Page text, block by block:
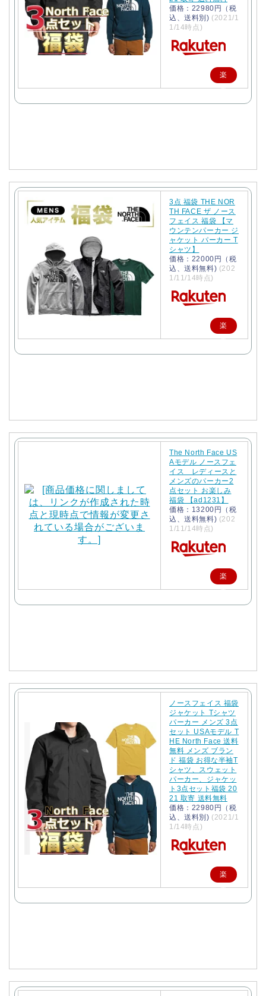
価格：22980円（税
込、送料別) (2021/1
1/14時点)
楽
天
3点 福袋 THE NOR
TH FACE ザ ノース
フェイス 福袋 【マ
ウンテンパーカー ジ
ャケット パーカー T
シャツ】
価格：22000円（税
込、送料無料) (202
1/11/14時点)
楽
天
The North Face US
Aモデル ノースフェ
イス レディースと
メンズのパーカー2
点セット お楽しみ
福袋 【ad1231】
価格：13200円（税
込、送料無料) (202
1/11/14時点)
楽
天
ノースフェイス 福袋
ジャケット Tシャツ
パーカー メンズ 3点
セット USAモデル T
HE North Face 送料
無料 メンズ ブラン
ド 福袋 お得な半袖T
シャツ、スウェット
パーカー、ジャケッ
ト3点セット福袋 20
21 取寄 送料無料
価格：22980円（税
込、送料別) (2021/1
1/14時点)
楽
天